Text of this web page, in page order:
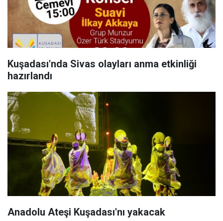
Kuşadası'nda Sivas olayları anma etkinliği
hazırlandı
Anadolu Ateşi Kuşadası'nı yakacak